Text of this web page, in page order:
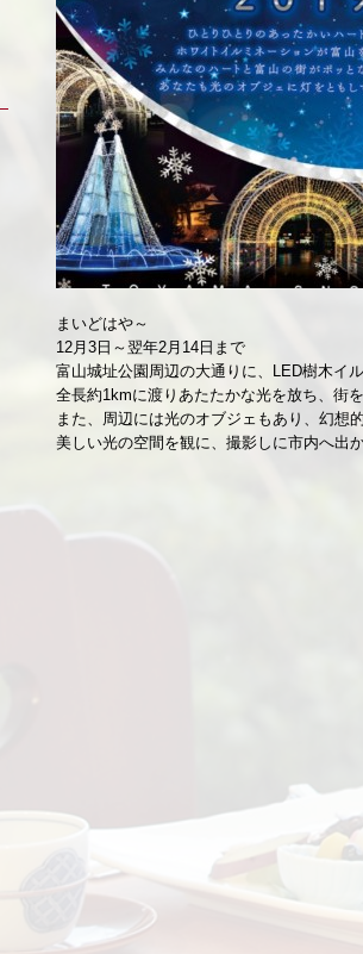
まいどはや～
12月3日～翌年2月14日まで
富山城址公園周辺の大通りに、LED樹木イ
全長約1kmに渡りあたたかな光を放ち、街
また、周辺には光のオブジェもあり、幻想
美しい光の空間を観に、撮影しに市内へ出